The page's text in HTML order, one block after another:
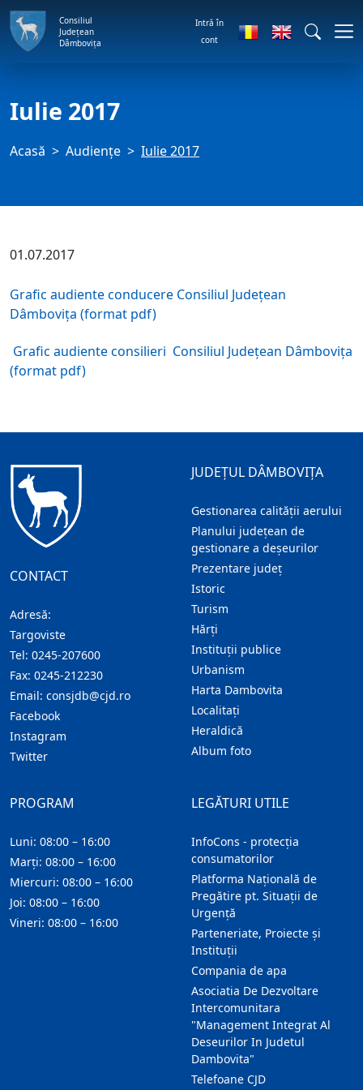
Consiliul
Județean
Dâmbovița
Intră în
cont
Iulie 2017
Acasă Audienţe Iulie 2017
01.07.2017
Grafic audiente conducere Consiliul Județean
Dâmbovița (format pdf)
Grafic audiente consilieri Consiliul Județean Dâmbovița
(format pdf)
CONTACT
Adresă:
Targoviste
Tel: 0245-207600
Fax: 0245-212230
Email: consjdb@cjd.ro
Facebook
Instagram
Twitter
JUDEȚUL DÂMBOVIȚA
Gestionarea calității aerului
Planului județean de
gestionare a deșeurilor
Prezentare judeţ
Istoric
Turism
Hărţi
Instituţii publice
Urbanism
Harta Dambovita
Localitaţi
Heraldică
Album foto
LEGĂTURI UTILE
InfoCons - protecția
consumatorilor
Platforma Națională de
Pregătire pt. Situații de
Urgență
Parteneriate, Proiecte și
Instituții
Compania de apa
Asociatia De Dezvoltare
Intercomunitara
"Management Integrat Al
Deseurilor In Judetul
Dambovita"
Telefoane CJD
PROGRAM
Luni: 08:00 – 16:00
Marți: 08:00 – 16:00
Miercuri: 08:00 – 16:00
Joi: 08:00 – 16:00
Vineri: 08:00 – 16:00